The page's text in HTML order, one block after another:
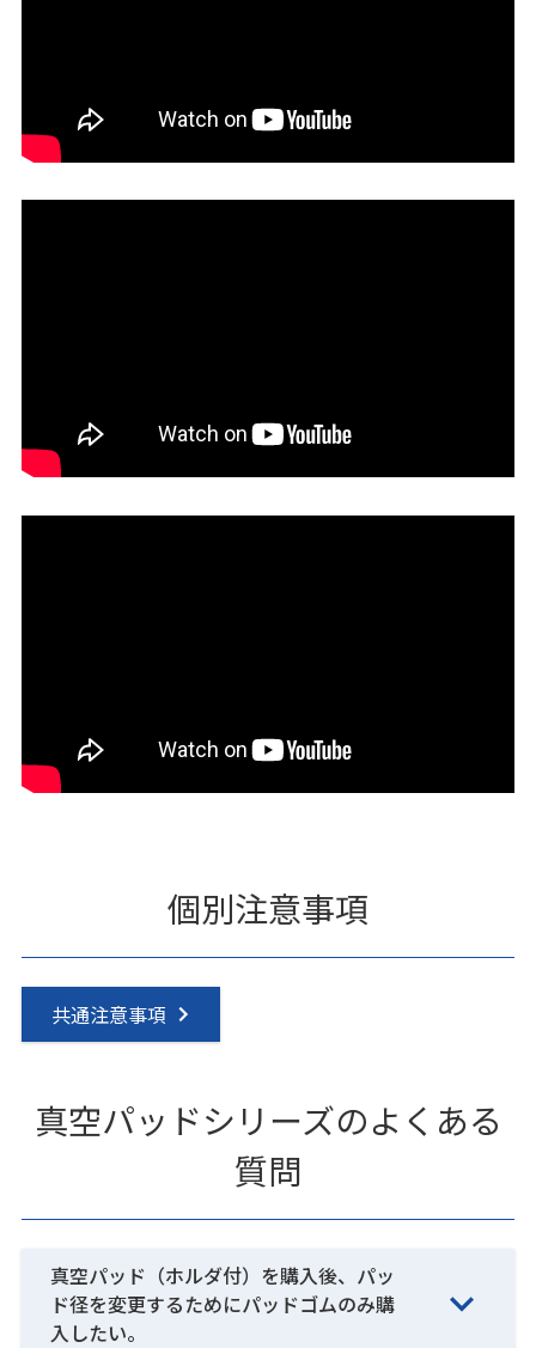
個別注意事項
共通注意事項
真空パッドシリーズのよくある
質問
真空パッド（ホルダ付）を購入後、パッ
ド径を変更するためにパッドゴムのみ購
入したい。